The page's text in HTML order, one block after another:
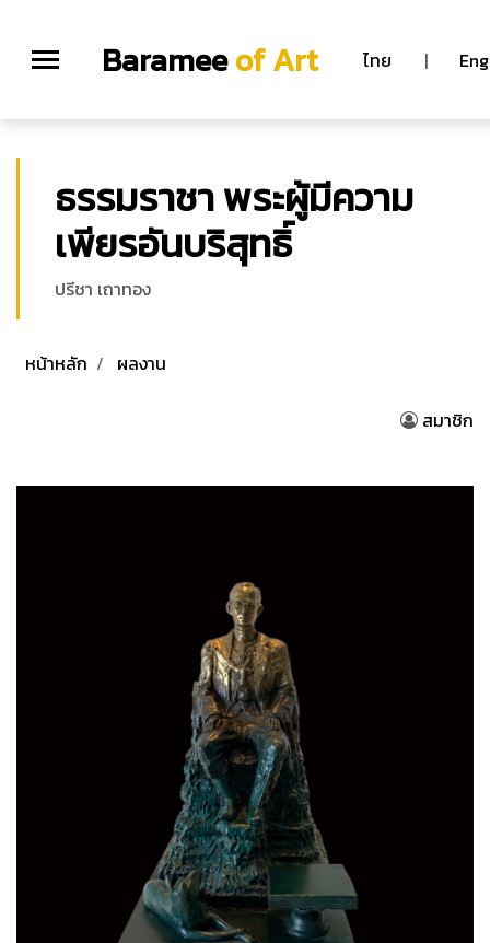
Barameeof Art ไทย | Eng
ธรรมราชา พระผู้มีความ
เพียรอันบริสุทธิ์
ปรีชา เถาทอง
หน้าหลัก ผลงาน
สมาชิก